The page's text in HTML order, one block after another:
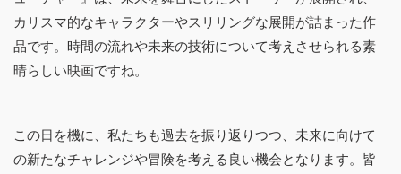
カリスマ的なキャラクターやスリリングな展開が詰まった作
品です。時間の流れや未来の技術について考えさせられる素
晴らしい映画ですね。
この日を機に、私たちも過去を振り返りつつ、未来に向けて
の新たなチャレンジや冒険を考える良い機会となります。皆